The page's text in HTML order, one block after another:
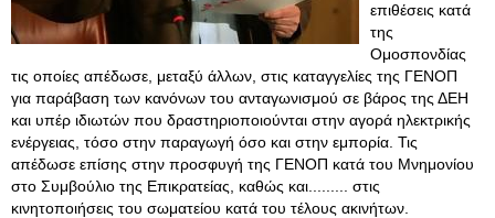
επιθέσεις κατά
της
Ομοσπονδίας
τις οποίες απέδωσε, μεταξύ άλλων, στις καταγγελίες της ΓΕΝΟΠ
για παράβαση των κανόνων του ανταγωνισμού σε βάρος της ΔΕΗ
και υπέρ ιδιωτών που δραστηριοποιούνται στην αγορά ηλεκτρικής
ενέργειας, τόσο στην παραγωγή όσο και στην εμπορία. Τις
απέδωσε επίσης στην προσφυγή της ΓΕΝΟΠ κατά του Μνημονίου
στο Συμβούλιο της Επικρατείας, καθώς και......... στις
κινητοποιήσεις του σωματείου κατά του τέλους ακινήτων.